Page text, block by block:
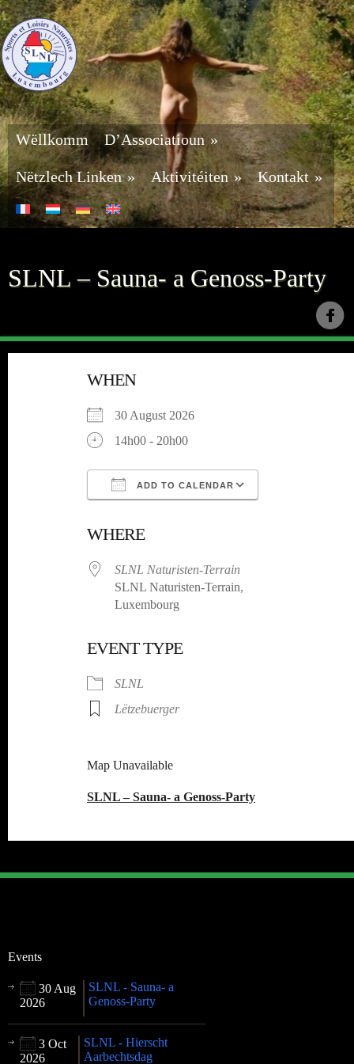
Wëllkomm D’Associatioun»
Nëtzlech Linken» Aktivitéiten » Kontakt »
SLNL – Sauna- a Genoss-Party
WHEN
30 August 2026
14h00 - 20h00
ADD TO CALENDAR
WHERE
SLNL Naturisten-Terrain
SLNL Naturisten-Terrain,
Luxembourg
EVENT TYPE
SLNL
Lëtzebuerger
Map Unavailable
SLNL – Sauna- a Genoss-Party
Events
30 Aug
2026
SLNL - Sauna- a
Genoss-Party
3 Oct
2026
SLNL - Hierscht
Aarbechtsdag